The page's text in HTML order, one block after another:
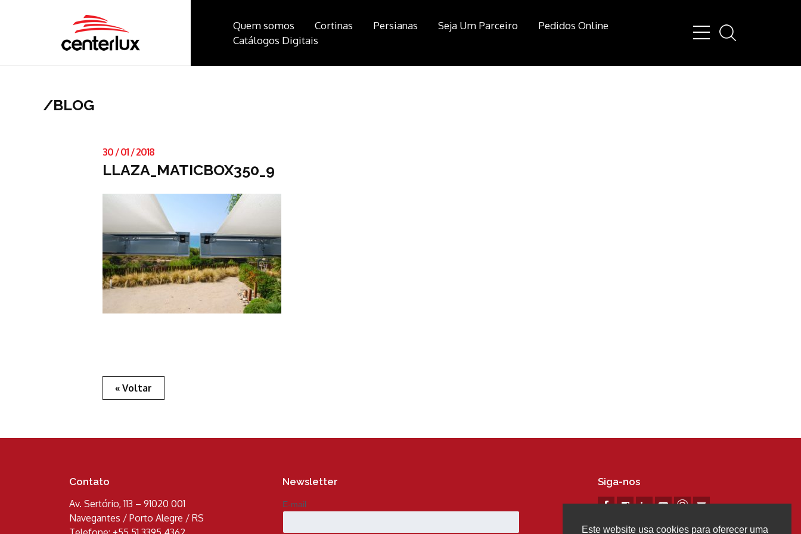
Quem somos Cortinas Persianas Seja Um Parceiro
Pedidos Online
Catálogos Digitais
/BLOG
30 /01 /2018
LLAZA_MATICBOX350_9
« Voltar
Contato
Av. Sertório, 113 – 91020 001
Navegantes / Porto Alegre / RS
Newsletter
E-mail
Siga-nos
Este website usa cookies para oferecer uma